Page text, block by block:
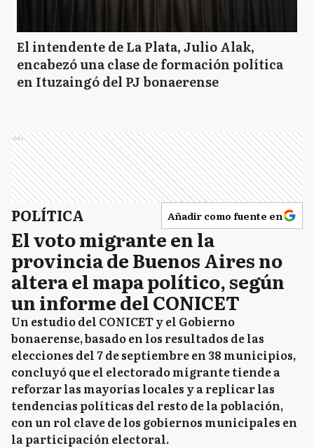
El intendente de La Plata, Julio Alak,
encabezó una clase de formación política
en Ituzaingó del PJ bonaerense
Ads
POLÍTICA Añadir como fuente en
El voto migrante en la
provincia de Buenos Aires no
altera el mapa político, según
un informe del CONICET
Un estudio del CONICET y el Gobierno
bonaerense, basado en los resultados de las
elecciones del 7 de septiembre en 38 municipios,
concluyó que el electorado migrante tiende a
reforzar las mayorías locales y a replicar las
tendencias políticas del resto de la población,
con un rol clave de los gobiernos municipales en
la participación electoral.